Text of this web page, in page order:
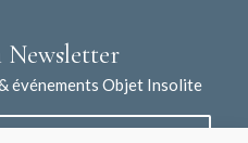
événements Objet Insolite